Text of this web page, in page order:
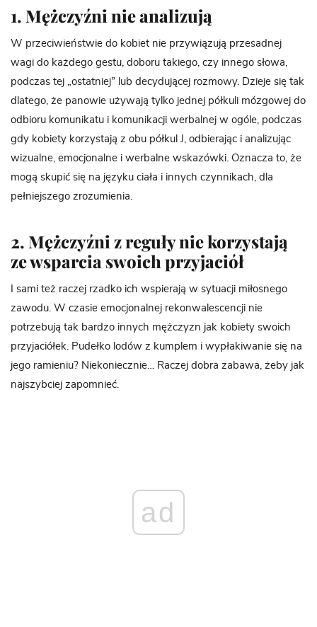
1. Mężczyźni nie analizują
W przeciwieństwie do kobiet nie przywiązują przesadnej
wagi do każdego gestu, doboru takiego, czy innego słowa,
podczas tej „ostatniej” lub decydującej rozmowy. Dzieje się tak
dlatego, że panowie używają tylko jednej półkuli mózgowej do
odbioru komunikatu i komunikacji werbalnej w ogóle, podczas
gdy kobiety korzystają z obu półkul J, odbierając i analizując
wizualne, emocjonalne i werbalne wskazówki. Oznacza to, że
mogą skupić się na języku ciała i innych czynnikach, dla
pełniejszego zrozumienia.
2. Mężczyźni z reguły nie korzystają
ze wsparcia swoich przyjaciół
I sami też raczej rzadko ich wspierają w sytuacji miłosnego
zawodu. W czasie emocjonalnej rekonwalescencji nie
potrzebują tak bardzo innych mężczyzn jak kobiety swoich
przyjaciółek. Pudełko lodów z kumplem i wypłakiwanie się na
jego ramieniu? Niekoniecznie… Raczej dobra zabawa, żeby jak
najszybciej zapomnieć.
ad